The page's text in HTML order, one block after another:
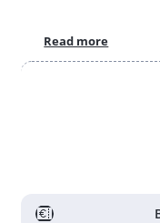
Read more